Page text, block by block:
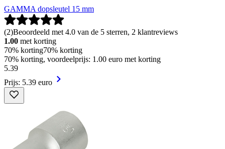
GAMMA dopsleutel 15 mm
(2)Beoordeeld met 4.0 van de 5 sterren, 2 klantreviews
1.00 met korting
70% korting70% korting
70% korting, voordeelprijs: 1.00 euro met korting
5.39
Prijs: 5.39 euro